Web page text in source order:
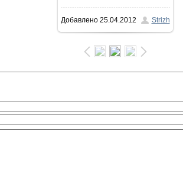
800x532/ 221.0Kb
Добавлено25.04.2012 Strizh